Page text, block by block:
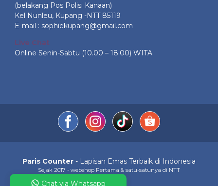
(belakang Pos Polisi Kanaan)
Kel Nunleu, Kupang -NTT 85119
E-mail : sophiekupang@gmail.com
Live Chat
Online Senin-Sabtu (10.00 – 18:00) WITA
Paris Counter - Lapisan Emas Terbaik di Indonesia
Sejak 2017 - webshop Pertama & satu-satunya di NTT
Chat via Whatsapp